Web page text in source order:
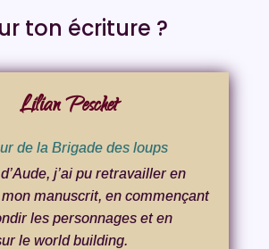
ton écriture ?
Lilian Peschet
de la Brigade des loups
j’ai pu retravailler en
manuscrit, en commençant
les personnages et en
le world building.